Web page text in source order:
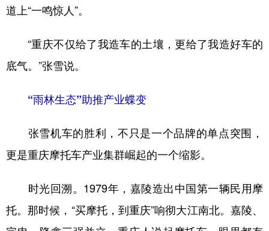
道上“一鸣惊人”。
“重庆不仅给了我造车的土壤，更给了我造好车的
底气。”张雪说。
“雨林生态”助推产业蝶变
张雪机车的胜利，不只是一个品牌的单点突围，
更是重庆摩托车产业集群崛起的一个缩影。
时光回溯。1979年，嘉陵造出中国第一辆民用摩
托。那时候，“买摩托，到重庆”响彻大江南北。嘉陵、